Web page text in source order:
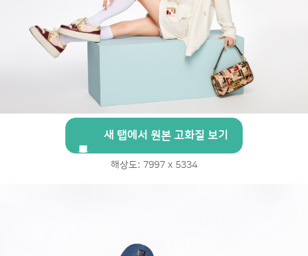
새 탭에서 원본 고화질 보기
해상도: 7997 x 5334